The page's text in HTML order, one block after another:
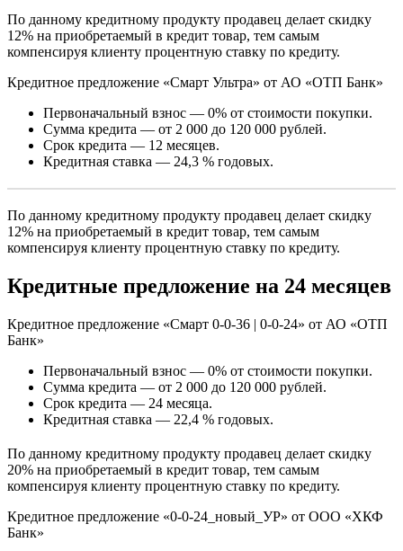
По данному кредитному продукту продавец делает скидку
12% на приобретаемый в кредит товар, тем самым
компенсируя клиенту процентную ставку по кредиту.
Кредитное предложение «Смарт Ультра» от АО «ОТП Банк»
Первоначальный взнос — 0% от стоимости покупки.
Сумма кредита — от 2 000 до 120 000 рублей.
Срок кредита — 12 месяцев.
Кредитная ставка — 24,3 % годовых.
По данному кредитному продукту продавец делает скидку
12% на приобретаемый в кредит товар, тем самым
компенсируя клиенту процентную ставку по кредиту.
Кредитные предложение на 24 месяцев
Кредитное предложение «Смарт 0-0-36 | 0-0-24» от АО «ОТП
Банк»
Первоначальный взнос — 0% от стоимости покупки.
Сумма кредита — от 2 000 до 120 000 рублей.
Срок кредита — 24 месяца.
Кредитная ставка — 22,4 % годовых.
По данному кредитному продукту продавец делает скидку
20% на приобретаемый в кредит товар, тем самым
компенсируя клиенту процентную ставку по кредиту.
Кредитное предложение «0-0-24_новый_УР» от ООО «ХКФ
Банк»